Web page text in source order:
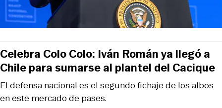
El defensa nacional es el segundo fichaje de los albos
en este mercado de pases.
Celebra Colo Colo: Iván Román ya llegó a
Chile para sumarse al plantel del Cacique